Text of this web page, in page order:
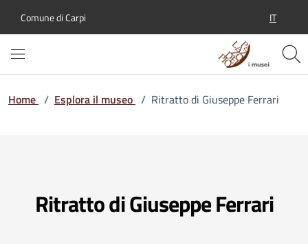
Comune di Carpi IT
Home / Esplora il museo / Ritratto di Giuseppe Ferrari
Ritratto di Giuseppe Ferrari